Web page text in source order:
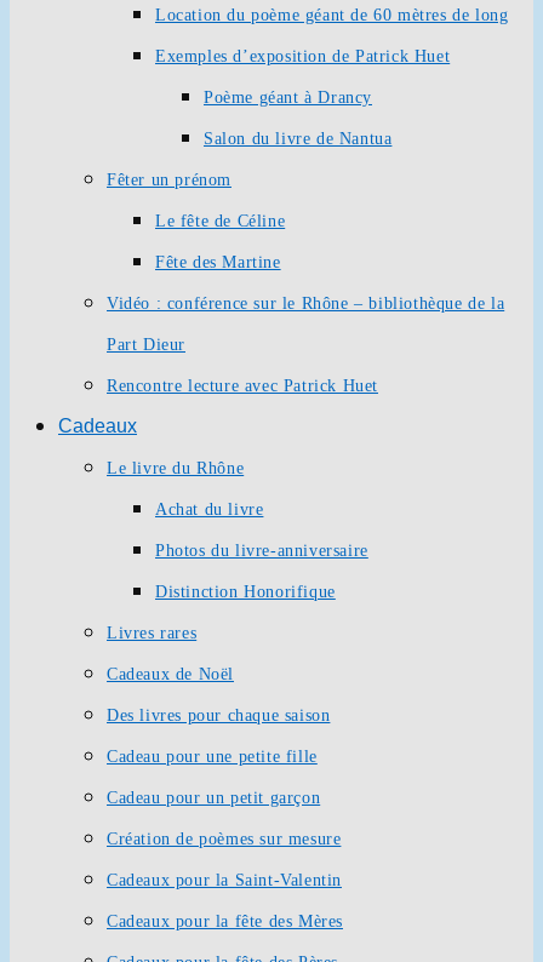
Location du poème géant de 60 mètres de long
Exemples d’exposition de Patrick Huet
Poème géant à Drancy
Salon du livre de Nantua
Fêter un prénom
Le fête de Céline
Fête des Martine
Vidéo : conférence sur le Rhône – bibliothèque de la
Part Dieur
Rencontre lecture avec Patrick Huet
Cadeaux
Le livre du Rhône
Achat du livre
Photos du livre-anniversaire
Distinction Honorifique
Livres rares
Cadeaux de Noël
Des livres pour chaque saison
Cadeau pour une petite fille
Cadeau pour un petit garçon
Création de poèmes sur mesure
Cadeaux pour la Saint-Valentin
Cadeaux pour la fête des Mères